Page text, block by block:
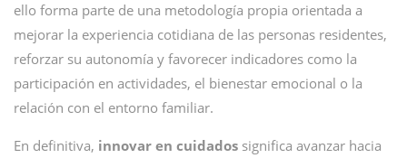
ello forma parte de una metodología propia orientada a
mejorar la experiencia cotidiana de las personas residentes,
reforzar su autonomía y favorecer indicadores como la
participación en actividades, el bienestar emocional o la
relación con el entorno familiar.
En definitiva, innovar en cuidados significa avanzar hacia